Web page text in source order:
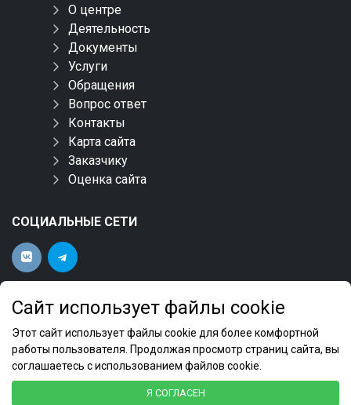
О центре
Деятельность
Документы
Услуги
Обращения
Вопрос ответ
Контакты
Карта сайта
Заказчику
Оценка сайта
СОЦИАЛЬНЫЕ СЕТИ
ФБУ "Новосибирский ЦСМ" 2022 © Все права
Сайт использует файлы cookie
Этот сайт использует файлы cookie для более комфортной
работы пользователя. Продолжая просмотр страниц сайта, вы
соглашаетесь с использованием файлов cookie.
Я СОГЛАСЕН